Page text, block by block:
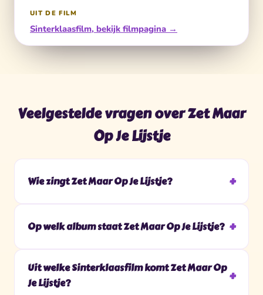
UIT DE FILM
Sinterklaasfilm, bekijk filmpagina →
Veelgestelde vragen over Zet Maar
Op Je Lijstje
Wie zingt Zet Maar Op Je Lijstje?
Op welk album staat Zet Maar Op Je Lijstje?
Uit welke Sinterklaasfilm komt Zet Maar Op
Je Lijstje?